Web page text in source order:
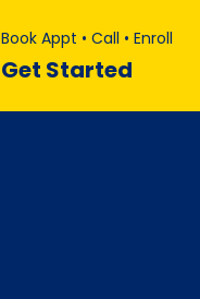
Book Appt • Call • Enroll
Get Started